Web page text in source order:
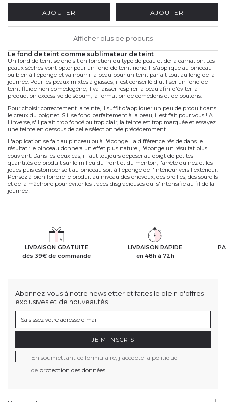
AJOUTER AJOUTER
Afficher plus de produits
le fond de teint comme sublimateur de teint
Un fond de teint se choisit en fonction du type de peau et de la carnation. Les
peaux sèches vont opter pour un fond de teint riche. Il s'applique au pinceau
ou bien à l'éponge et va nourrir la peau pour un teint parfait tout au long de la
journée. Pour les peaux mixtes à grasses, il est conseillé d'utiliser un fond de
teint fluide non comédogène, il va laisser respirer la peau afin d'éviter la
production excessive de sébum, la formation de comédons et de boutons.
Pour choisir correctement la teinte, il suffit d'appliquer un peu de produit dans
le creux du poignet. S'il se fond parfaitement à la peau, il est fait pour vous ! A
l'inverse, s'il paraît trop foncé ou trop clair, la teinte est trop marquée et essayez
une teinte en dessous de celle sélectionnée précédemment.
L'application se fait au pinceau ou à l'éponge. La différence réside dans le
résultat : le pinceau donnera un effet plus naturel, l'éponge un résultat plus
couvrant. Dans les deux cas, il faut toujours déposer au doigt de petites
quantités de produit sur le milieu du front et du menton, l'arrête du nez et les
joues puis estomper soit au pinceau soit à l'éponge de l'intérieur vers l'extérieur.
Pensez à bien fondre le produit au niveau des cheveux, des oreilles, des sourcils
et de la mâchoire pour éviter les traces disgracieuses qui s'intensifie au fil de la
journée !
LIVRAISON GRATUITE
dès 39€ de commande
LIVRAISON RAPIDE
en 48h à 72h
Abonnez-vous à notre newsletter et faites le plein d'offres
exclusives et de nouveautés !
JE M'INSCRIS
En soumettant ce formulaire, j'accepte la politique
de protection des données